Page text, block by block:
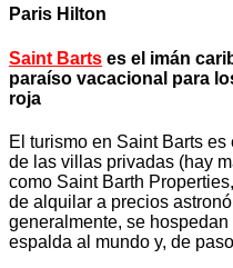
Paris Hilton
Saint Barts es el imán
paraíso vacacional para
roja
El turismo en Saint Barts
de las villas privadas (hay
como Saint Barth
de alquilar a precios
generalmente, se hospedan
espalda al mundo y, de